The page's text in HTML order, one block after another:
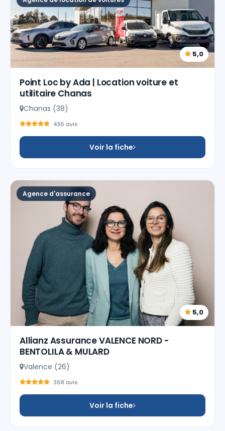
5,0
Point Loc by Ada | Location voiture et
utilitaire Chanas
Chanas (38)
436 avis
Voir la fiche
Agence d'assurance
5,0
Allianz Assurance VALENCE NORD -
BENTOLILA & MULARD
Valence (26)
368 avis
Voir la fiche